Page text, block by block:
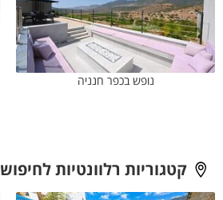
נופש בכפר חנניה
קטגוריות רלוונטיות לחיפוש